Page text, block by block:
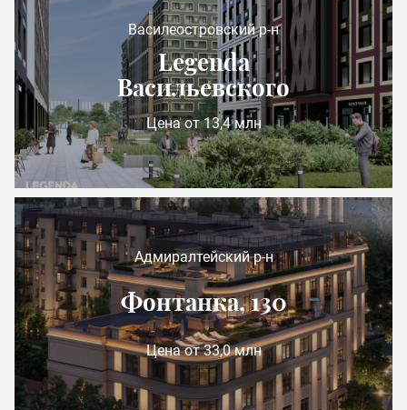
Василеостровский р-н
Legenda
Васильевского
Цена от 13,4 млн
Адмиралтейский р-н
Фонтанка, 130
Цена от 33,0 млн